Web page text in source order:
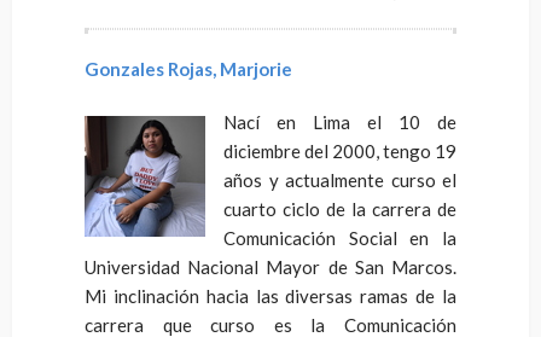
Gonzales Rojas, Marjorie
Nací en Lima el 10 de
diciembre del 2000, tengo 19
años y actualmente curso el
cuarto ciclo de la carrera de
Comunicación Social en la
Universidad Nacional Mayor de San Marcos.
Mi inclinación hacia las diversas ramas de la
carrera que curso es la Comunicación